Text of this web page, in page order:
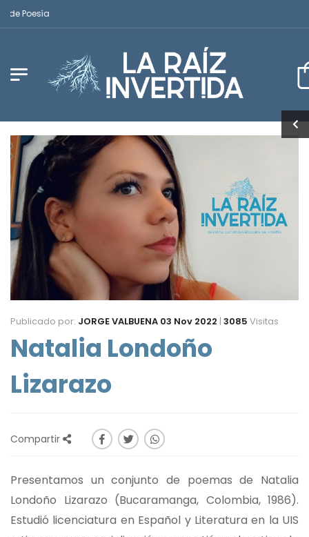
Publicado por: JORGE VALBUENA 03 Nov 2022 | 3085 Visitas
Natalia Londoño
Lizarazo
Compartir
Presentamos un conjunto de poemas de Natalia
Londoño Lizarazo (Bucaramanga, Colombia, 1986).
Estudió licenciatura en Español y Literatura en la UIS